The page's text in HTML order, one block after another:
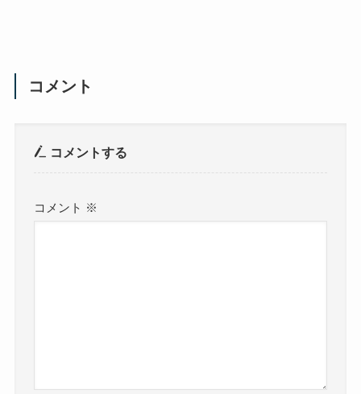
コメント
コメントする
コメント ※